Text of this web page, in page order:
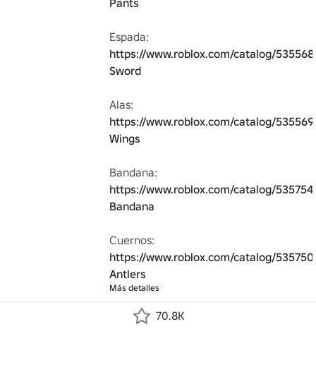
Pants
https://www.roblox.com/catalog/
Sword
https://www.roblox.com/catalog/
Wings
https://www.roblox.com/catalog/
Bandana
https://www.roblox.com/catalog/
Antlers
Más detalles
70.8K